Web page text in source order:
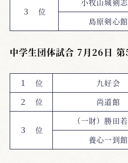
３ 位
小牧山城剣
島原剣心館
中学生団体試合 7月26日 第
１ 位 九好会
２ 位
尚道館
３ 位
（一財）勝田
養心一到館